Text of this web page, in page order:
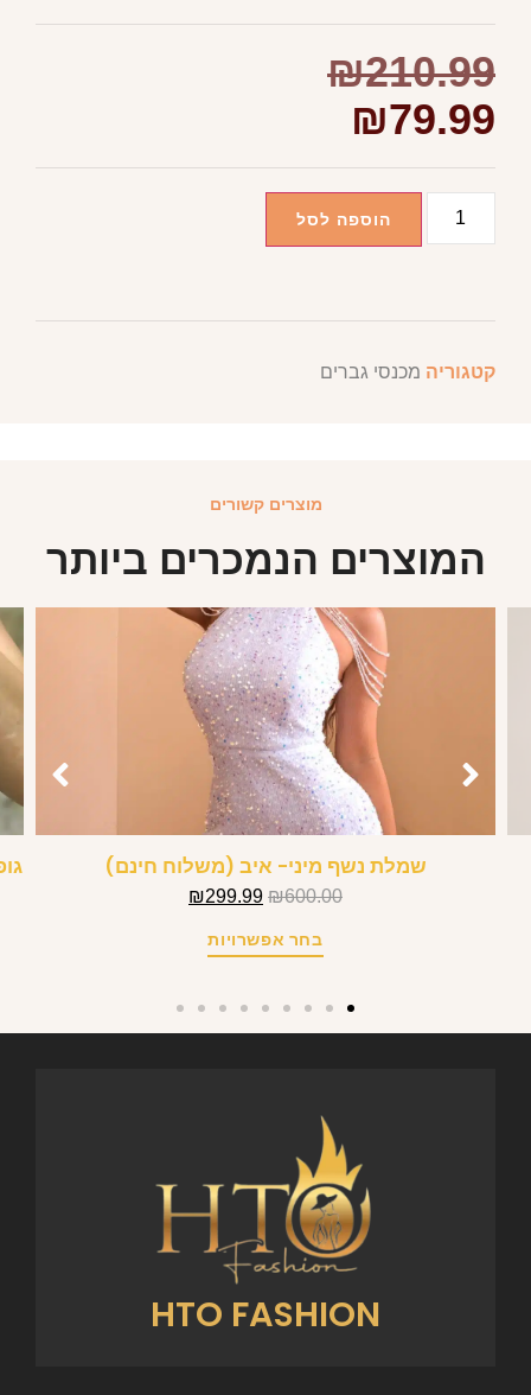
₪210.99
₪79.99
הוספה לסל
קטגוריה מכנסי גברים
מוצרים קשורים
המוצרים הנמכרים ביותר
שמלת נשף מיני- איב (משלוח חינם)
₪600.00
₪299.99
בחר אפשרויות
HTO FASHION